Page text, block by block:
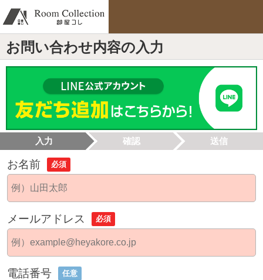
お問い合わせ内容の入力
入力 確認 送信
お名前 必須
メールアドレス 必須
電話番号 任意